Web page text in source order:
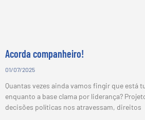
Acorda companheiro!
01/07/2025
Quantas vezes ainda vamos fingir que está
enquanto a base clama por liderança?
decisões políticas nos atravessam, direitos